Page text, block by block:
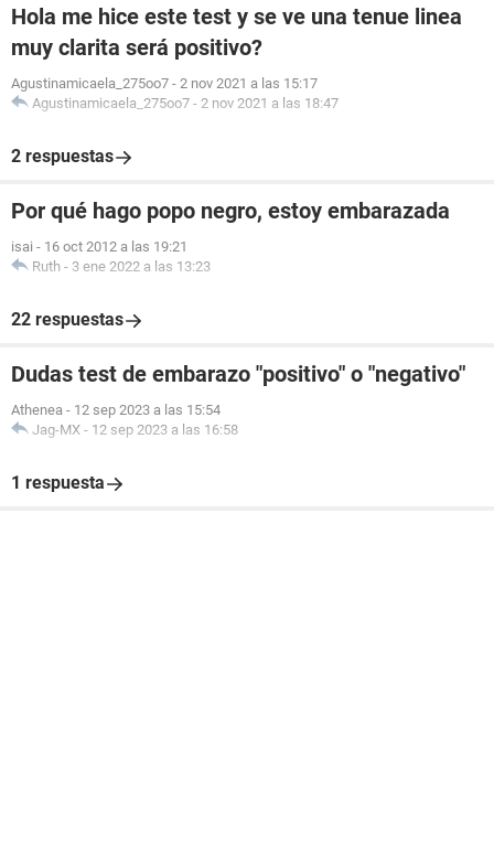
Hola me hice este test y se ve una tenue linea
muy clarita será positivo?
Agustinamicaela_275oo7 - 2 nov 2021 a las 15:17
Agustinamicaela_275oo7 - 2 nov 2021 a las 18:47
2 respuestas
Por qué hago popo negro, estoy embarazada
isai - 16 oct 2012 a las 19:21
Ruth - 3 ene 2022 a las 13:23
22 respuestas
Dudas test de embarazo "positivo" o "negativo"
Athenea - 12 sep 2023 a las 15:54
Jag-MX - 12 sep 2023 a las 16:58
1 respuesta